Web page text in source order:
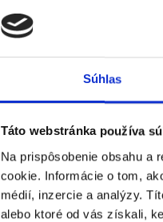
Súhlas
Táto webstránka používa
Na prispôsobenie obsahu a
cookie. Informácie o tom,
médií, inzercie a analýzy.
alebo ktoré od vás získali,